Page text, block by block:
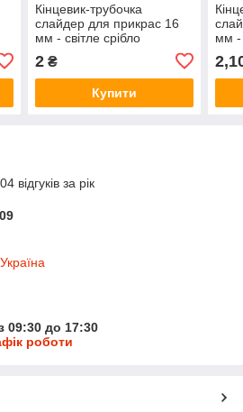
Кінцевик-трубочка
слайдер для прикрас 16
мм - світле срібло
2₴
Купити
мм -
відгуків за рік
09:30 до 17:30
роботи